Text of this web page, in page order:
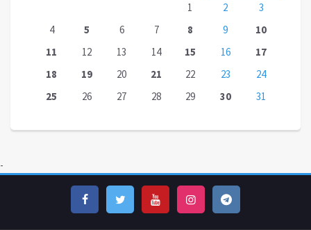
1
2
3
4
5 6 7 8 9
10
11
12 13 14 15 16
17
18
19 20 21 22 23
24
25
26 27 28 29 30 31
-